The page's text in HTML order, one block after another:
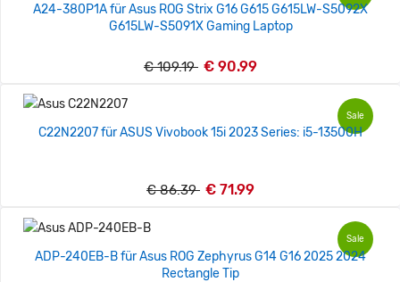
A24-380P1A für Asus ROG Strix G16 G615 G615LW-S5092X
G615LW-S5091X Gaming Laptop
€ 109.19 € 90.99
Sale
C22N2207 für ASUS Vivobook 15i 2023 Series: i5-13500H
€ 86.39 € 71.99
Sale
ADP-240EB-B für Asus ROG Zephyrus G14 G16 2025 2024
Rectangle Tip